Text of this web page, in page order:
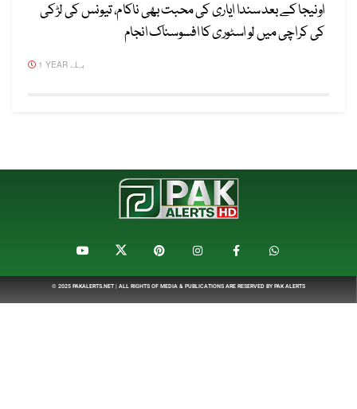
اونیجا کے بعد سندا ایاری کی محبت بھی ناکام، تیونس کی لڑکی
کی کراچی میں لو اسٹوری کا افسوسناک انجام
1 YEAR پہلے
© 2025 PAKALERTS.NET| ALL RIGHTS OF MEDIA & PUBLICATIONS ARE RESERVED BY PAK ALERTS